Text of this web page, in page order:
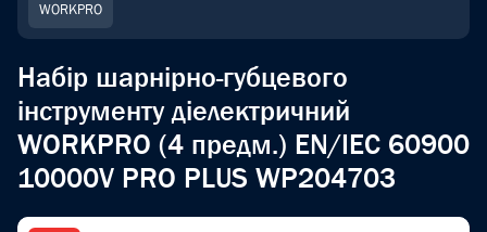
WORKPRO
Набір шарнірно-губцевого
інструменту діелектричний
WORKPRO (4 предм.) EN/IEC 60900
10000V PRO PLUS WP204703